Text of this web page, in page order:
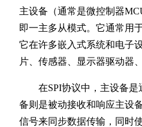
主设备（通常是微控制器
即一主多从模式。它通常用
它在许多嵌入式系统和电子
片、传感器、显示器驱动器
在SPI协议中，主设备是
备则是被动接收和响应主设
信号来同步数据传输，同时